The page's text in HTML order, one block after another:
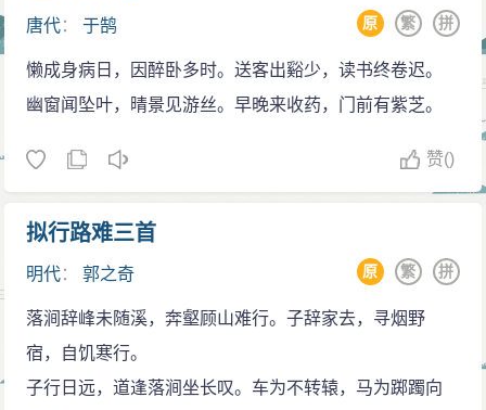
天随住。”第四桥即“吴江城外之甘泉桥”（郑文焯《绝妙好
志》）。这是陆龟蒙的故乡。《吴郡图经续志》云：“陆
龟蒙宅在松江上甫里。”松江即吴江。天随者，天随子
也，龟蒙之自号。天随语出《庄子。在宥》“神动而天
志，其《村夜二首》云：“岂无致君术，尧舜不上下。岂
又不第，只好隐逸江湖。白石平生亦非无壮志，《昔
游》诗云：“徘徊望神州，沉叹英雄寡。”《永遇乐》：“中
原生聚，神京耆老，南望长淮金鼓。”但他亦举进士而不
第，飘泊江湖一生。此陆、姜二人相似之一也。龟蒙精
唐代：于鹄 拼
繁
原
懒成身病日，因醉卧多时。送客出谿少，读书终卷迟。
幽窗闻坠叶，晴景见游丝。早晚来收药，门前有紫芝。
赞()
拟行路难三首
明代：郭之奇 拼
繁
原
落涧辞峰未随溪，奔壑顾山难行。子辞家去，寻烟野
宿，自饥寒行。
子行日远，道逢落涧坐长叹。车为不转辕，马为踯躅向